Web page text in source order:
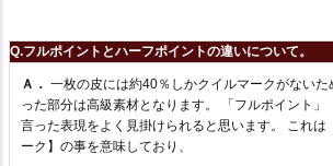
Q.フルポイントとハーフポイントの違いについて。
Ａ． 一枚の皮には約40％しかクイルマークがない
った部分は高級素材となります。 「フルポイント」
言った表現をよく見掛けられると思います。 これは
ーク】の事を意味しており、